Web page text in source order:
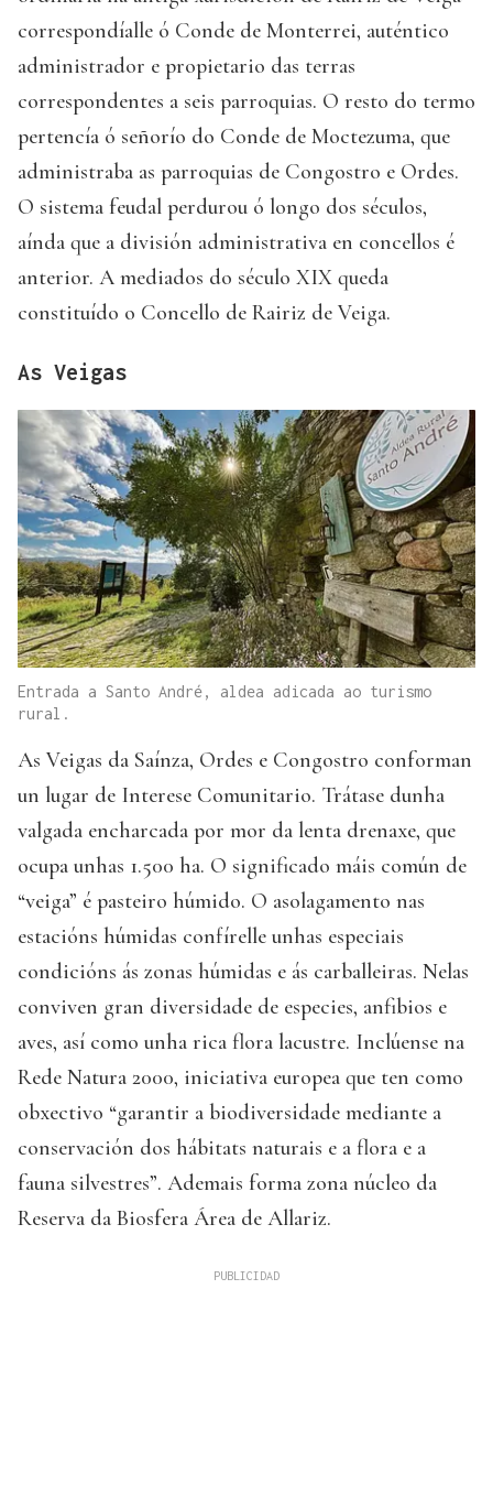
correspondíalle ó Conde de Monterrei, auténtico
administrador e propietario das terras
correspondentes a seis parroquias. O resto do termo
pertencía ó señorío do Conde de Moctezuma, que
administraba as parroquias de Congostro e Ordes.
O sistema feudal perdurou ó longo dos séculos,
aínda que a división administrativa en concellos é
anterior. A mediados do século XIX queda
constituído o Concello de Rairiz de Veiga.
As Veigas
Entrada a Santo André, aldea adicada ao turismo
rural.
As Veigas da Saínza, Ordes e Congostro conforman
un lugar de Interese Comunitario. Trátase dunha
valgada encharcada por mor da lenta drenaxe, que
ocupa unhas 1.500 ha. O significado máis común de
“veiga” é pasteiro húmido. O asolagamento nas
estacións húmidas confírelle unhas especiais
condicións ás zonas húmidas e ás carballeiras. Nelas
conviven gran diversidade de especies, anfibios e
aves, así como unha rica flora lacustre. Inclúense na
Rede Natura 2000, iniciativa europea que ten como
obxectivo “garantir a biodiversidade mediante a
conservación dos hábitats naturais e a flora e a
fauna silvestres”. Ademais forma zona núcleo da
Reserva da Biosfera Área de Allariz.